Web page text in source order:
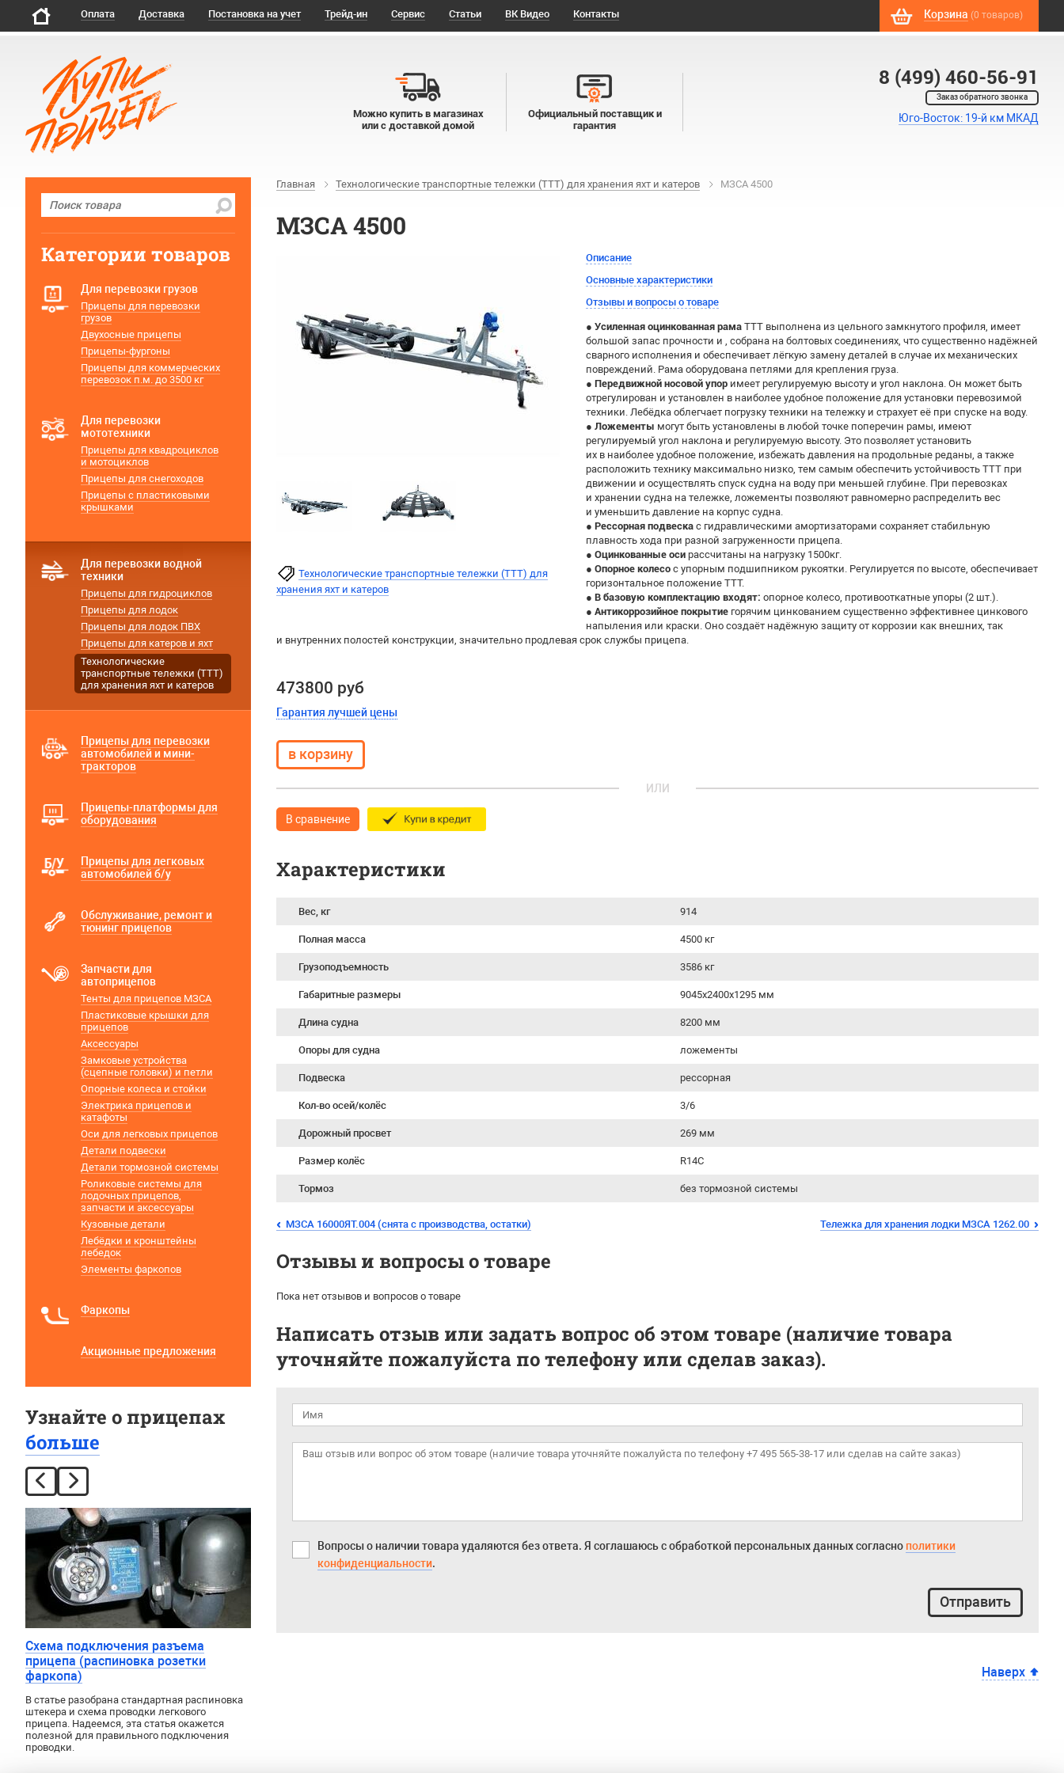
Оплата Доставка Постановка на учет Трейд-ин Сервис Статьи ВК Видео Контакты Корзина (0 товаров)
8 (499) 460-56-91
Заказ обратного звонка
Юго-Восток: 19-й км МКАД
Можно купить в магазинах
или с доставкой домой
Официальный поставщик и
гарантия
Главная Технологические транспортные тележки (ТТТ) для хранения яхт и катеров МЗСА 4500
МЗСА 4500
Технологические транспортные тележки (ТТТ) для
хранения яхт и катеров
Описание
Основные характеристики
Отзывы и вопросы о товаре
● Усиленная оцинкованная рама ТТТ выполнена из цельного замкнутого профиля, имеет
большой запас прочности и , собрана на болтовых соединениях, что существенно надёжней
сварного исполнения и обеспечивает лёгкую замену деталей в случае их механических
повреждений. Рама оборудована петлями для крепления груза.
● Передвижной носовой упор имеет регулируемую высоту и угол наклона. Он может быть
отрегулирован и установлен в наиболее удобное положение для установки перевозимой
техники. Лебёдка облегчает погрузку техники на тележку и страхует её при спуске на воду.
● Ложементы могут быть установлены в любой точке поперечин рамы, имеют
регулируемый угол наклона и регулируемую высоту. Это позволяет установить
их в наиболее удобное положение, избежать давления на продольные реданы, а также
расположить технику максимально низко, тем самым обеспечить устойчивость ТТТ при
движении и осуществлять спуск судна на воду при меньшей глубине. При перевозках
и хранении судна на тележке, ложементы позволяют равномерно распределить вес
и уменьшить давление на корпус судна.
● Рессорная подвеска с гидравлическими амортизаторами сохраняет стабильную
плавность хода при разной загруженности прицепа.
● Оцинкованные оси рассчитаны на нагрузку 1500кг.
● Опорное колесо с упорным подшипником рукоятки. Регулируется по высоте, обеспечивает
горизонтальное положение ТТТ.
● В базовую комплектацию входят: опорное колесо, противооткатные упоры (2 шт.).
● Антикоррозийное покрытие горячим цинкованием существенно эффективнее цинкового
напыления или краски. Оно создаёт надёжную защиту от коррозии как внешних, так
и внутренних полостей конструкции, значительно продлевая срок службы прицепа.
473800 руб
Гарантия лучшей цены
ИЛИ
В сравнение
Характеристики
Вес, кг 914
Полная масса 4500 кг
Грузоподъемность 3586 кг
Габаритные размеры 9045х2400х1295 мм
Длина судна 8200 мм
Опоры для судна ложементы
Подвеска рессорная
Кол-во осей/колёс 3/6
Дорожный просвет 269 мм
Размер колёс R14С
Тормоз без тормозной системы
МЗСА 16000ЯТ.004 (снята с производства, остатки) Тележка для хранения лодки МЗСА 1262.00
Отзывы и вопросы о товаре
Пока нет отзывов и вопросов о товаре
Написать отзыв или задать вопрос об этом товаре (наличие товара
уточняйте пожалуйста по телефону или сделав заказ).
Вопросы о наличии товара удаляются без ответа. Я соглашаюсь с обработкой персональных данных согласно политики
конфиденциальности.
Отправить
Наверх
Категории товаров
Для перевозки грузов
Прицепы для перевозки
грузов
Двухосные прицепы
Прицепы-фургоны
Прицепы для коммерческих
перевозок п.м. до 3500 кг
Для перевозки
мототехники
Прицепы для квадроциклов
и мотоциклов
Прицепы для снегоходов
Прицепы с пластиковыми
крышками
Для перевозки водной
техники
Прицепы для гидроциклов
Прицепы для лодок
Прицепы для лодок ПВХ
Прицепы для катеров и яхт
Технологические
транспортные тележки (ТТТ)
для хранения яхт и катеров
Прицепы для перевозки
автомобилей и мини-
тракторов
Прицепы-платформы для
оборудования
Прицепы для легковых
автомобилей б/у
Обслуживание, ремонт и
тюнинг прицепов
Запчасти для
автоприцепов
Тенты для прицепов МЗСА
Пластиковые крышки для
прицепов
Аксессуары
Замковые устройства
(сцепные головки) и петли
Опорные колеса и стойки
Электрика прицепов и
катафоты
Оси для легковых прицепов
Детали подвески
Детали тормозной системы
Роликовые системы для
лодочных прицепов,
запчасти и аксессуары
Кузовные детали
Лебёдки и кронштейны
лебедок
Элементы фаркопов
Фаркопы
Акционные предложения
Узнайте о прицепах
больше
Схема подключения разъема
прицепа (распиновка розетки
фаркопа)
В статье разобрана стандартная распиновка
штекера и схема проводки легкового
прицепа. Надеемся, эта статья окажется
полезной для правильного подключения
проводки.